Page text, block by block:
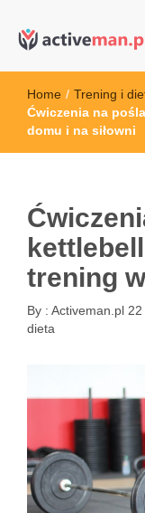
active man
sportowym
Home / Trening i
Ćwiczenia na
domu i na siłowni
trening
By : Activeman.pl
dieta